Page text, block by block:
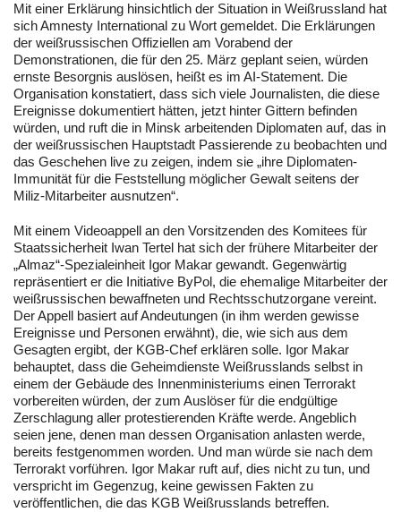
Mit einer Erklärung hinsichtlich der Situation in Weißrussland hat
sich Amnesty International zu Wort gemeldet. Die Erklärungen
der weißrussischen Offiziellen am Vorabend der
Demonstrationen, die für den 25. März geplant seien, würden
ernste Besorgnis auslösen, heißt es im AI-Statement. Die
Organisation konstatiert, dass sich viele Journalisten, die diese
Ereignisse dokumentiert hätten, jetzt hinter Gittern befinden
würden, und ruft die in Minsk arbeitenden Diplomaten auf, das in
der weißrussischen Hauptstadt Passierende zu beobachten und
das Geschehen live zu zeigen, indem sie „ihre Diplomaten-
Immunität für die Feststellung möglicher Gewalt seitens der
Miliz-Mitarbeiter ausnutzen“.
Mit einem Videoappell an den Vorsitzenden des Komitees für
Staatssicherheit Iwan Tertel hat sich der frühere Mitarbeiter der
„Almaz“-Spezialeinheit Igor Makar gewandt. Gegenwärtig
repräsentiert er die Initiative ByPol, die ehemalige Mitarbeiter der
weißrussischen bewaffneten und Rechtsschutzorgane vereint.
Der Appell basiert auf Andeutungen (in ihm werden gewisse
Ereignisse und Personen erwähnt), die, wie sich aus dem
Gesagten ergibt, der KGB-Chef erklären solle. Igor Makar
behauptet, dass die Geheimdienste Weißrusslands selbst in
einem der Gebäude des Innenministeriums einen Terrorakt
vorbereiten würden, der zum Auslöser für die endgültige
Zerschlagung aller protestierenden Kräfte werde. Angeblich
seien jene, denen man dessen Organisation anlasten werde,
bereits festgenommen worden. Und man würde sie nach dem
Terrorakt vorführen. Igor Makar ruft auf, dies nicht zu tun, und
verspricht im Gegenzug, keine gewissen Fakten zu
veröffentlichen, die das KGB Weißrusslands betreffen.